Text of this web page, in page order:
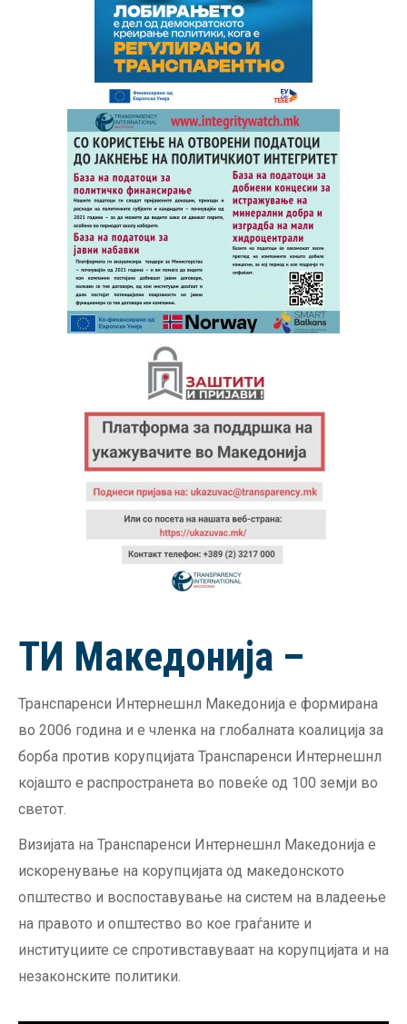
ТИ Македонија –
Транспаренси Интернешнл Македонија е формирана
во 2006 година и е членка на глобалната коалиција за
борба против корупцијата Транспаренси Интернешнл
којашто е распространета во повеќе од 100 земји во
светот.
Визијата на Транспаренси Интернешнл Македонија e
искоренување на корупцијата од македонското
општество и воспоставување на систем на владеење
на правото и општество во кое граѓаните и
институциите се спротивставуваат на корупцијата и на
незаконските политики.